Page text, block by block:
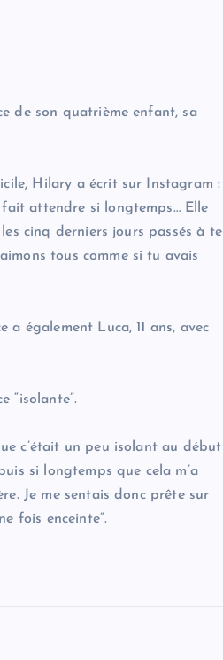
de son quatrième enfant, sa
Hilary a écrit sur Instagram :
fait attendre si longtemps… Elle
cinq derniers jours passés à te
tous comme si tu avais
également Luca, 11 ans, avec
“isolante”.
c’était un peu isolant au début
si longtemps que cela m’a
Je me sentais donc prête sur
fois enceinte”.